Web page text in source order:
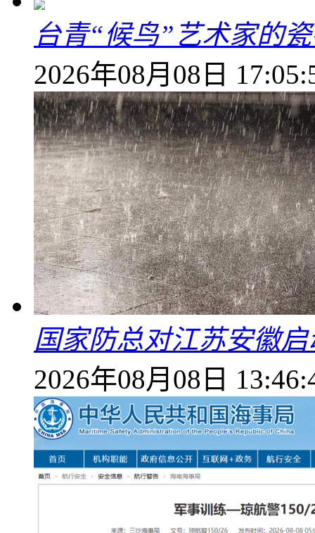
台青“候鸟”艺术家的
2026年08月08日
国家防总对江苏安徽
2026年08月08日